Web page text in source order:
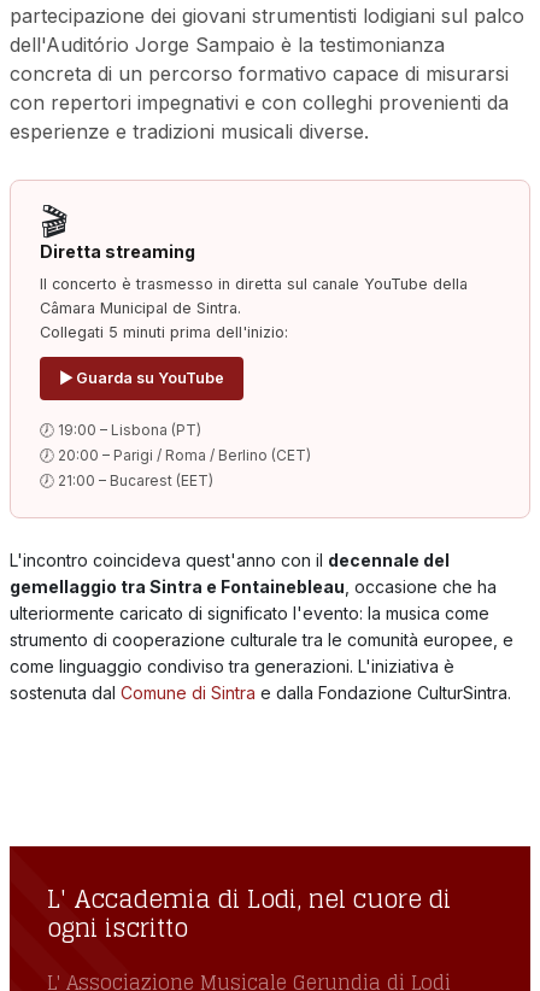
partecipazione dei giovani strumentisti lodigiani sul palco
dell'Auditório Jorge Sampaio è la testimonianza
concreta di un percorso formativo capace di misurarsi
con repertori impegnativi e con colleghi provenienti da
esperienze e tradizioni musicali diverse.
🎬
Diretta streaming
Il concerto è trasmesso in diretta sul canale YouTube della
Câmara Municipal de Sintra.
Collegati 5 minuti prima dell'inizio:
▶ Guarda su YouTube
🕖 19:00 – Lisbona (PT)
🕖 20:00 – Parigi / Roma / Berlino (CET)
🕖 21:00 – Bucarest (EET)
L'incontro coincideva quest'anno con il decennale del
gemellaggio tra Sintra e Fontainebleau , occasione che ha
ulteriormente caricato di significato l'evento: la musica come
strumento di cooperazione culturale tra le comunità europee, e
come linguaggio condiviso tra generazioni. L'iniziativa è
sostenuta dal Comune di Sintra e dalla Fondazione CulturSintra.
L' Accademia di Lodi, nel cuore di
ogni iscritto
L' Associazione Musicale Gerundia di Lodi